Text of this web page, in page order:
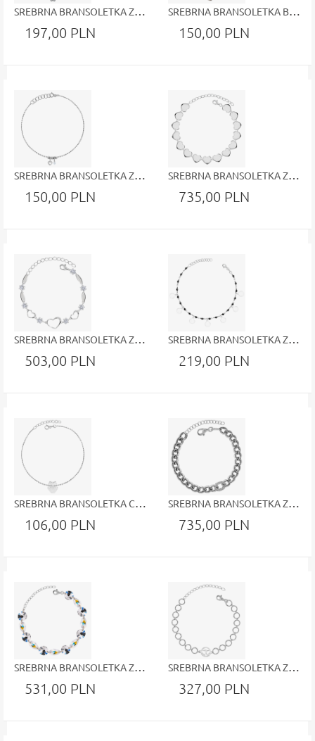
SREBRNA BRANSOLETKA Z ZAWIESZKĄ KÓŁKA Z KONICZYNKĄ BIAŁE CYRKONIE CELEBRYTKA
197,00 PLN
SREBRNA BRANSOLETKA BURSZTYN PÓŁKSIĘŻYC
150,00 PLN
SREBRNA BRANSOLETKA Z ZAWIESZKAMI Z DIAMENTOWANYM ZDOBIENIEM BIAŁA CYRKONIA ZAWIESZKA SERDUSZKO
150,00 PLN
SREBRNA BRANSOLETKA Z POŁĄCZONYCH ZE SOBĄ SERDUSZEK
735,00 PLN
SREBRNA BRANSOLETKA Z BLASZKAMI SERDUSZKAMI I BŁYSZCZĄCYMI CYRKONIAMI
503,00 PLN
SREBRNA BRANSOLETKA Z KÓŁKAMI I CZARNYMI KAMYCZKAMI
219,00 PLN
SREBRNA BRANSOLETKA CELEBRYTKA Z SÓWKĄ
106,00 PLN
SREBRNA BRANSOLETKA Z GRUBSZYM ŁAŃCUSZKIEM BIAŁE CYRKONIE BIŻUTERIA Z DEDYKACJĄ
735,00 PLN
SREBRNA BRANSOLETKA Z POŁĄCZONYMI ZE SOBĄ W DWÓCH RODZAJACH BŁYSZCZĄCYCH KAMIENI
531,00 PLN
SREBRNA BRANSOLETKA Z POŁĄCZONYMI ZE SOBĄ KÓŁECZKAMI I JEDNYM KÓŁECZKIEM Z DWOMA POŁĄCZONYMI ZE SOBĄ SERDUSZKAMI
327,00 PLN